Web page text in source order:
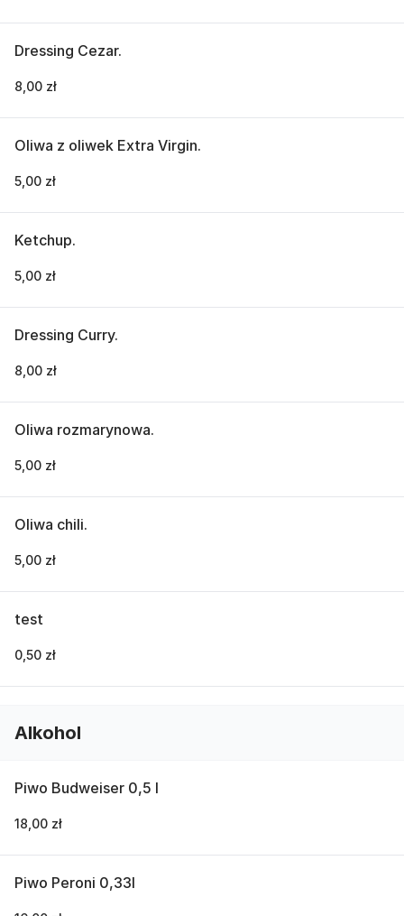
Dressing Cezar.
8,00 zł
Oliwa z oliwek Extra Virgin.
5,00 zł
Ketchup.
5,00 zł
Dressing Curry.
8,00 zł
Oliwa rozmarynowa.
5,00 zł
Oliwa chili.
5,00 zł
test
0,50 zł
Alkohol
Piwo Budweiser 0,5 l
18,00 zł
Piwo Peroni 0,33l